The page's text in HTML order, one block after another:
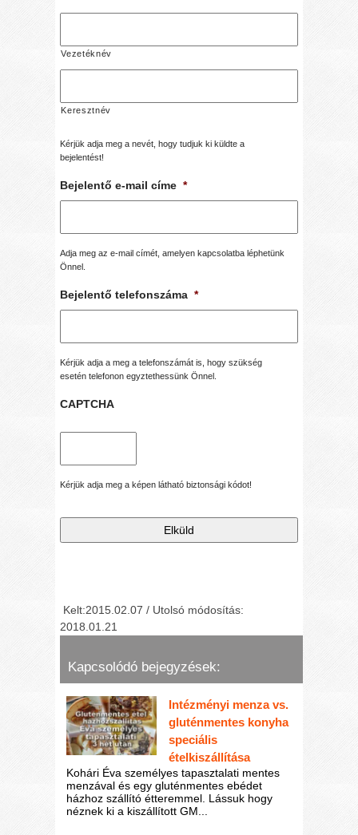
Vezetéknév
Keresztnév
Kérjük adja meg a nevét, hogy tudjuk ki küldte a
bejelentést!
Bejelentő e-mail címe *
Adja meg az e-mail címét, amelyen kapcsolatba léphetünk
Önnel.
Bejelentő telefonszáma *
Kérjük adja a meg a telefonszámát is, hogy szükség
esetén telefonon egyztethessünk Önnel.
CAPTCHA
Kérjük adja meg a képen látható biztonsági kódot!
Kelt:2015.02.07 / Utolsó módosítás:
2018.01.21
Kapcsolódó bejegyzések:
Intézményi menza vs.
gluténmentes konyha
speciális
ételkiszállítása
Kohári Éva személyes tapasztalati mentes
menzával és egy gluténmentes ebédet
házhoz szállító étteremmel. Lássuk hogy
néznek ki a kiszállított GM...